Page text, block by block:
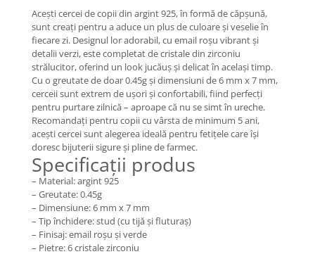
Coliere cu Perle Preciosa
COLIERE ȘNUR REGLABIL
Coliere cu Inimioare
Coliere cu Cruce
Coliere cu Stea
Coliere cu Soare
Coliere cu Semilună
Coliere cu Zodii
Coliere cu Flori
Coliere cu Animale
Coliere cu Molecule
Coliere Diverse
BRĂȚĂRI
Acești cercei de copii din argint 925, în formă de căpșună,
sunt creați pentru a aduce un plus de culoare și veselie în
fiecare zi. Designul lor adorabil, cu email roșu vibrant și
detalii verzi, este completat de cristale din zirconiu
strălucitor, oferind un look jucăuș și delicat în același timp.
Cu o greutate de doar 0.45g și dimensiuni de 6 mm x 7 mm,
cerceii sunt extrem de ușori și confortabili, fiind perfecți
pentru purtare zilnică – aproape că nu se simt în ureche.
Recomandați pentru copii cu vârsta de minimum 5 ani,
acești cercei sunt alegerea ideală pentru fetițele care își
doresc bijuterii sigure și pline de farmec.
Specificații produs
– Material: argint 925
– Greutate: 0.45g
– Dimensiune: 6 mm x 7 mm
– Tip închidere: stud (cu tijă și fluturaș)
– Finisaj: email roșu și verde
– Pietre: 6 cristale zirconiu